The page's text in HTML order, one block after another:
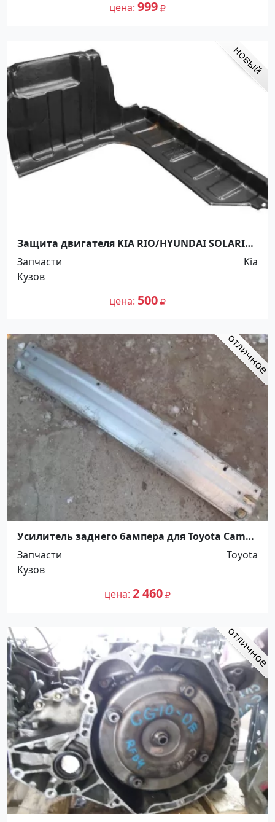
цена 999
Защита двигателя KIA RIO/HYUNDAI SOLARIS
10- RH,LH Краснодар
Запчасти
Kia
Кузов
цена 500
Усилитель заднего бампера для Toyota Camry
V40 2006-2011 Краснодар
Запчасти
Toyota
Кузов
цена 2 460